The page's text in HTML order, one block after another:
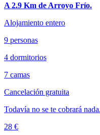
A 2.9 Km de Arroyo Frío.
Alojamiento entero
9 personas
4 dormitorios
7 camas
Cancelación gratuita
Todavía no se te cobrará nada.
28 €